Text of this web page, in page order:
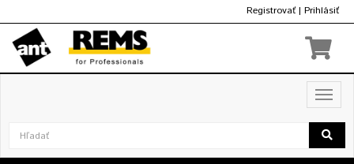
Registrovať | Prihlásiť